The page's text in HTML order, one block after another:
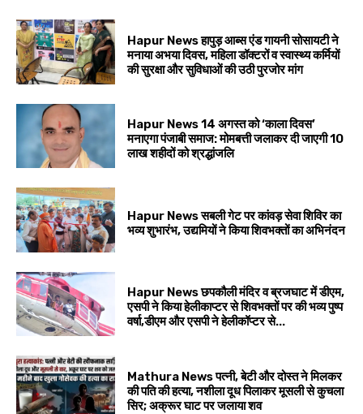
Hapur News हापुड़ आब्स एंड गायनी सोसायटी ने
मनाया अभया दिवस, महिला डॉक्टरों व स्वास्थ्य कर्मियों
की सुरक्षा और सुविधाओं की उठी पुरजोर मांग
Hapur News 14 अगस्त को ‘काला दिवस’
मनाएगा पंजाबी समाज: मोमबत्ती जलाकर दी जाएगी 10
लाख शहीदों को श्रद्धांजलि
Hapur News सबली गेट पर कांवड़ सेवा शिविर का
भव्य शुभारंभ, उद्यमियों ने किया शिवभक्तों का अभिनंदन
Hapur News छपकौली मंदिर व ब्रजघाट में डीएम,
एसपी ने किया हेलीकाप्टर से शिवभक्तों पर की भव्य पुष्प
वर्षा,डीएम और एसपी ने हेलीकॉप्टर से...
Mathura News पत्नी, बेटी और दोस्त ने मिलकर
की पति की हत्या, नशीला दूध पिलाकर मूसली से कुचला
सिर; अक्रूर घाट पर जलाया शव